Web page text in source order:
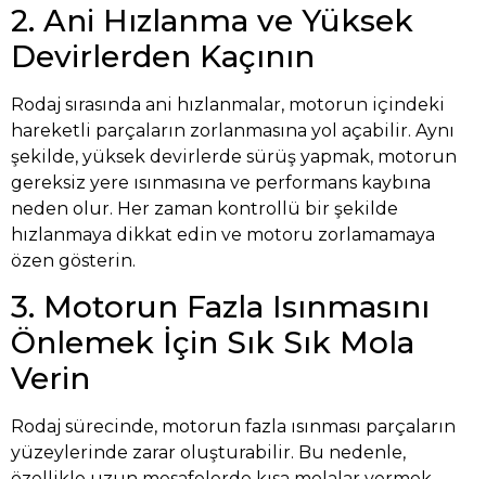
2. Ani Hızlanma ve Yüksek
Devirlerden Kaçının
Rodaj sırasında ani hızlanmalar, motorun içindeki
hareketli parçaların zorlanmasına yol açabilir. Aynı
şekilde, yüksek devirlerde sürüş yapmak, motorun
gereksiz yere ısınmasına ve performans kaybına
neden olur. Her zaman kontrollü bir şekilde
hızlanmaya dikkat edin ve motoru zorlamamaya
özen gösterin.
3. Motorun Fazla Isınmasını
Önlemek İçin Sık Sık Mola
Verin
Rodaj sürecinde, motorun fazla ısınması parçaların
yüzeylerinde zarar oluşturabilir. Bu nedenle,